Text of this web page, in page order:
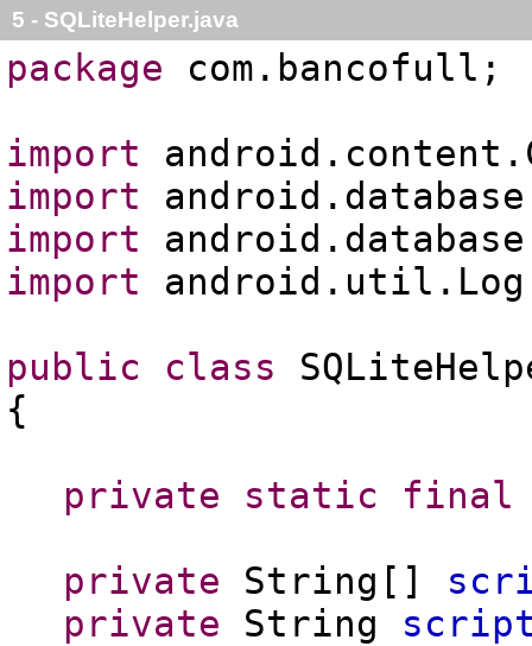
5 - SQLiteHelper.java
package com.bancofull;
import
import
import
import
public
class
{
private
static final
private String[]
private String